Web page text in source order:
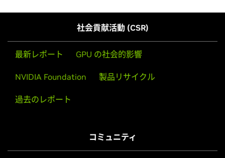
社会貢献活動 (CSR)
最新レポート GPU の社会的影響
NVIDIA Foundation 製品リサイクル
過去のレポート
コミュニティ